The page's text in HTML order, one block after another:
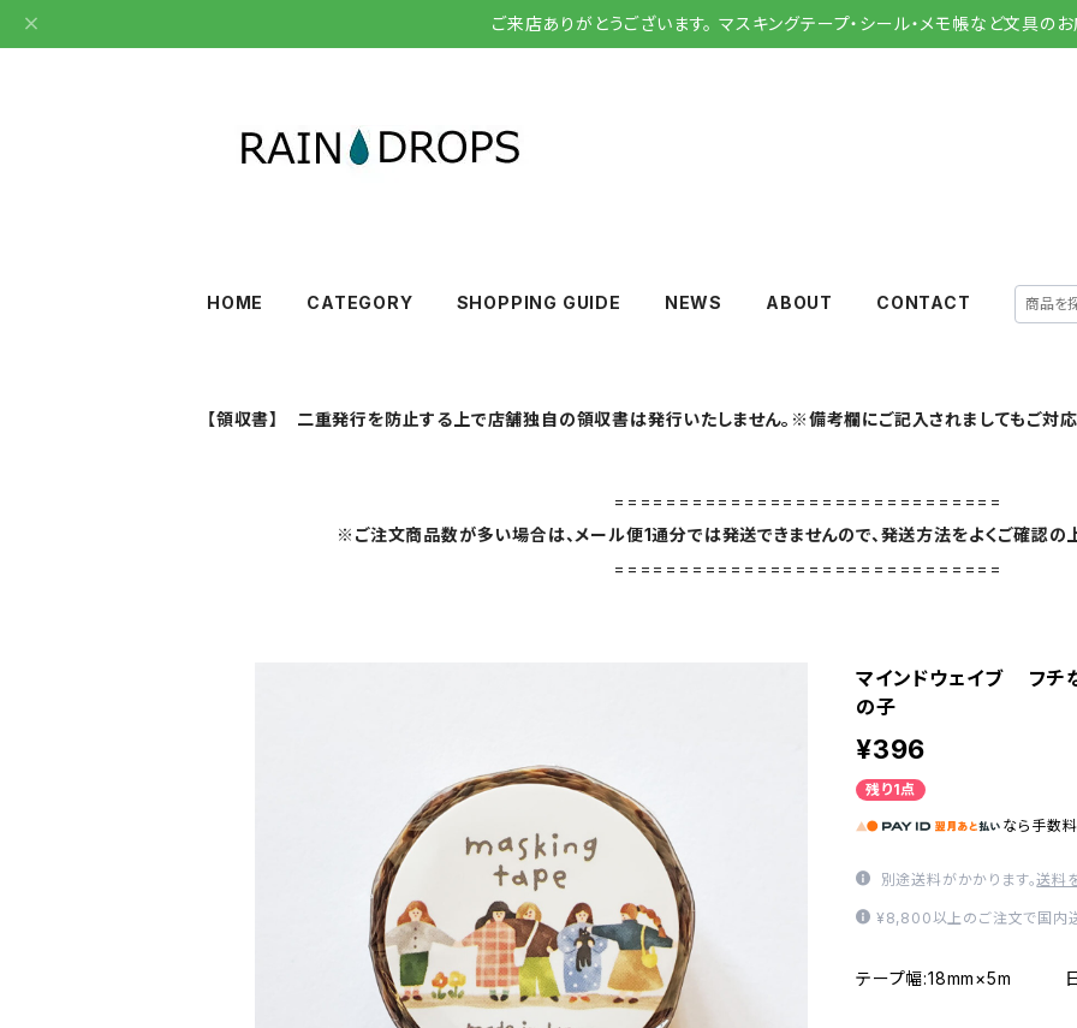
ご来店ありがとうございます。 マスキングテープ・シール・メモ帳など文具の
HOME CATEGORY SHOPPING GUIDE NEWS ABOUT CONTACT
【領収書】 二重発行を防止する上で店舗独自の領収書は発行いたしません。※備考欄にご記入されましてもご対応
==============================
※ご注文商品数が多い場合は、メール便1通分では発送できませんので、発送方法をよくご確認の
==============================
マインドウェイブ フチ
の子
¥396
残り1点
なら 手数
別途送料がかかります。送料
¥8,800以上のご注文で国内
テープ幅:18mm×5m